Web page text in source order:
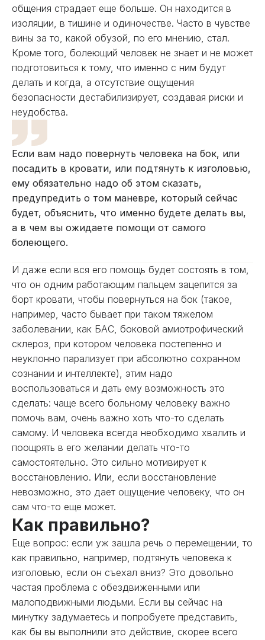
общения страдает еще больше. Он находится в
изоляции, в тишине и одиночестве. Часто в чувстве
вины за то, какой обузой, по его мнению, стал.
Кроме того, болеющий человек не знает и не может
подготовиться к тому, что именно с ним будут
делать и когда, а отсутствие ощущения
безопасности дестабилизирует, создавая риски и
неудобства.
Если вам надо повернуть человека на бок, или
посадить в кровати, или подтянуть к изголовью,
ему обязательно надо об этом сказать,
предупредить о том маневре, который сейчас
будет, объяснить, что именно будете делать вы,
а в чем вы ожидаете помощи от самого
болеющего.
И даже если вся его помощь будет состоять в том,
что он одним работающим пальцем зацепится за
борт кровати, чтобы повернуться на бок (такое,
например, часто бывает при таком тяжелом
заболевании, как БАС, боковой амиотрофический
склероз, при котором человека постепенно и
неуклонно парализует при абсолютно сохранном
сознании и интеллекте), этим надо
воспользоваться и дать ему возможность это
сделать: чаще всего больному человеку важно
помочь вам, очень важно хоть что-то сделать
самому. И человека всегда необходимо хвалить и
поощрять в его желании делать что-то
самостоятельно. Это сильно мотивирует к
восстановлению. Или, если восстановление
невозможно, это дает ощущение человеку, что он
сам что-то еще может.
Как правильно?
Еще вопрос: если уж зашла речь о перемещении, то
как правильно, например, подтянуть человека к
изголовью, если он съехал вниз? Это довольно
частая проблема с обездвиженными или
малоподвижными людьми. Если вы сейчас на
минутку задумаетесь и попробуете представить,
как бы вы выполнили это действие, скорее всего